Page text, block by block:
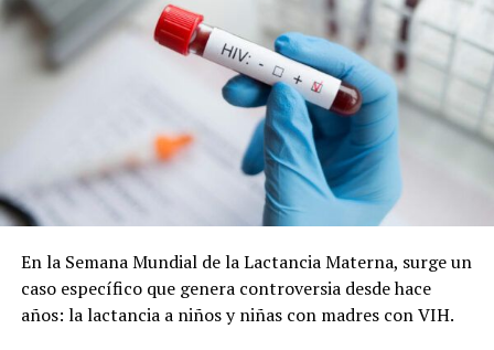
Cabe recordar que la refuncionalización del Mercado
Municipal incluye modificaciones en la plaza, a fin de
lograr una mancomunión entre los dos espacios y que el
La nota que presentaron los vecinos:
En la Semana Mundial de la Lactancia Materna, surge un
caso específico que genera controversia desde hace
años: la lactancia a niños y niñas con madres con VIH.